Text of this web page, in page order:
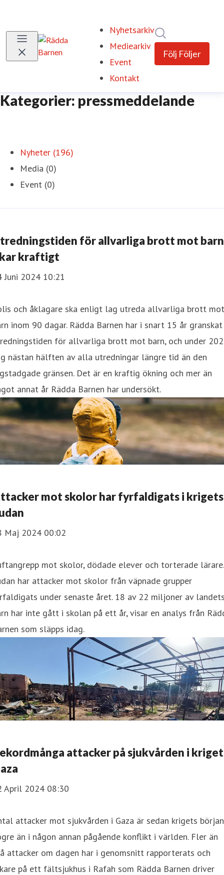
Nyhetsarkiv
Mediearkiv
Event
Kontakt
Följ Följer
Kategorier: pressmeddelande
Nyheter (196)
Media (0)
Event (0)
för allvarliga brott mot barn
kraftigt
Juni 2024 10:21
och åklagare ska enligt lag utreda allvarliga brott mot
inom 90 dagar. Rädda Barnen har i snart 15 år granskat
för allvarliga brott mot barn, och under
nästan hälften av alla utredningar längre tid än den
gränsen. Det är en kraftig ökning och mer än
annat år Rädda Barnen har undersökt.
mot skolor har fyrfaldigats i krigets
Maj 2024 00:02
mot skolor, dödade elever och torterade
har attacker mot skolor från väpnade grupper
under senaste året. 18 av 22 miljoner av
har inte gått i skolan på ett år, visar en analys från
som släpps idag.
attacker på sjukvården i
April 2024 08:30
attacker mot sjukvården i Gaza är sedan krigets början
än i någon annan pågående konflikt i världen. Fler än
attacker om dagen har i genomsnitt rapporterats och
på ett fältsjukhus i Rafah som Rädda Barnen driver